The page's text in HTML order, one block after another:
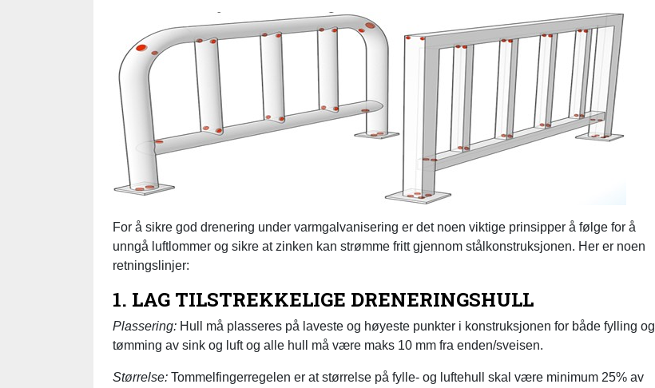
For å sikre god drenering under varmgalvanisering er det noen viktige prinsipper å følge for å
unngå luftlommer og sikre at zinken kan strømme fritt gjennom stålkonstruksjonen. Her er noen
retningslinjer:
1. LAG TILSTREKKELIGE DRENERINGSHULL
Plassering: Hull må plasseres på laveste og høyeste punkter i konstruksjonen for både fylling og
tømming av sink og luft og alle hull må være maks 10 mm fra enden/sveisen.
Størrelse: Tommelfingerregelen er at størrelse på fylle- og luftehull skal være minimum 25% av